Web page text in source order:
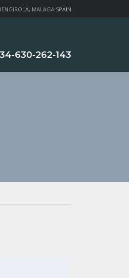
MALAGA SPAIN
630-262-143